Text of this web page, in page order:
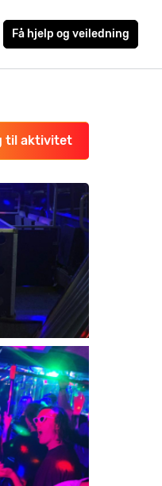
Få hjelp og veiledning
til aktivitet